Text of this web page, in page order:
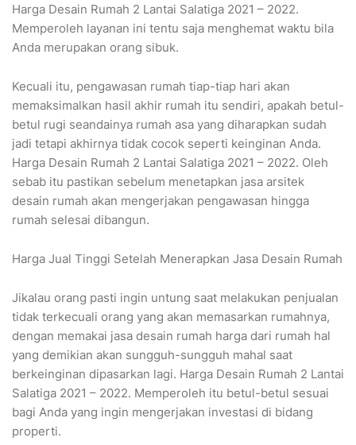
Harga Desain Rumah 2 Lantai Salatiga 2021 – 2022.
Memperoleh layanan ini tentu saja menghemat waktu bila
Anda merupakan orang sibuk.
Kecuali itu, pengawasan rumah tiap-tiap hari akan
memaksimalkan hasil akhir rumah itu sendiri, apakah betul-
betul rugi seandainya rumah asa yang diharapkan sudah
jadi tetapi akhirnya tidak cocok seperti keinginan Anda.
Harga Desain Rumah 2 Lantai Salatiga 2021 – 2022. Oleh
sebab itu pastikan sebelum menetapkan jasa arsitek
desain rumah akan mengerjakan pengawasan hingga
rumah selesai dibangun.
Harga Jual Tinggi Setelah Menerapkan Jasa Desain Rumah
Jikalau orang pasti ingin untung saat melakukan penjualan
tidak terkecuali orang yang akan memasarkan rumahnya,
dengan memakai jasa desain rumah harga dari rumah hal
yang demikian akan sungguh-sungguh mahal saat
berkeinginan dipasarkan lagi. Harga Desain Rumah 2 Lantai
Salatiga 2021 – 2022. Memperoleh itu betul-betul sesuai
bagi Anda yang ingin mengerjakan investasi di bidang
properti.